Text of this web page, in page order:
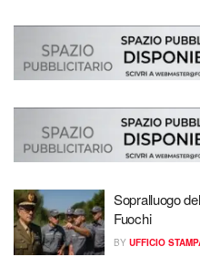
Sopralluogo
Fuochi
BY UFFICIO